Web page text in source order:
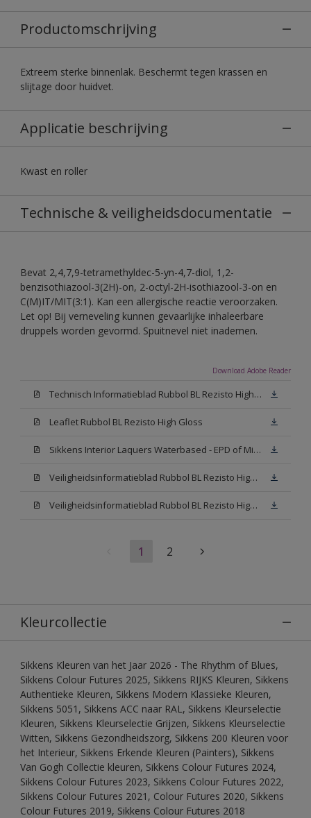
Productomschrijving
Extreem sterke binnenlak. Beschermt tegen krassen en
slijtage door huidvet.
Applicatie beschrijving
Kwast en roller
Technische & veiligheidsdocumentatie
Bevat 2,4,7,9-tetramethyldec-5-yn-4,7-diol, 1,2-
benzisothiazool-3(2H)-on, 2-octyl-2H-isothiazool-3-on en
C(M)IT/MIT(3:1). Kan een allergische reactie veroorzaken.
Let op! Bij verneveling kunnen gevaarlijke inhaleerbare
druppels worden gevormd. Spuitnevel niet inademen.
Download Adobe Reader
Technisch Informatieblad Rubbol BL Rezisto High Gloss (New Livery) (PDF)
Leaflet Rubbol BL Rezisto High Gloss
Sikkens Interior Laquers Waterbased - EPD of Milieuproductverklaring
Veiligheidsinformatieblad Rubbol BL Rezisto High Gloss N00 (MSDS)
Veiligheidsinformatieblad Rubbol BL Rezisto High Gloss White (MSDS)
1 2
Kleurcollectie
Sikkens Kleuren van het Jaar 2026 - The Rhythm of Blues,
Sikkens Colour Futures 2025, Sikkens RIJKS Kleuren, Sikkens
Authentieke Kleuren, Sikkens Modern Klassieke Kleuren,
Sikkens 5051, Sikkens ACC naar RAL, Sikkens Kleurselectie
Kleuren, Sikkens Kleurselectie Grijzen, Sikkens Kleurselectie
Witten, Sikkens Gezondheidszorg, Sikkens 200 Kleuren voor
het Interieur, Sikkens Erkende Kleuren (Painters), Sikkens
Van Gogh Collectie kleuren, Sikkens Colour Futures 2024,
Sikkens Colour Futures 2023, Sikkens Colour Futures 2022,
Sikkens Colour Futures 2021, Colour Futures 2020, Sikkens
Colour Futures 2019, Sikkens Colour Futures 2018